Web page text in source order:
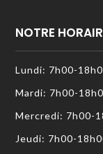
NOTRE
Lundi: 7h00-
Mardi: 7h00-
Mercredi: 7h00-
Jeudi: 7h00-